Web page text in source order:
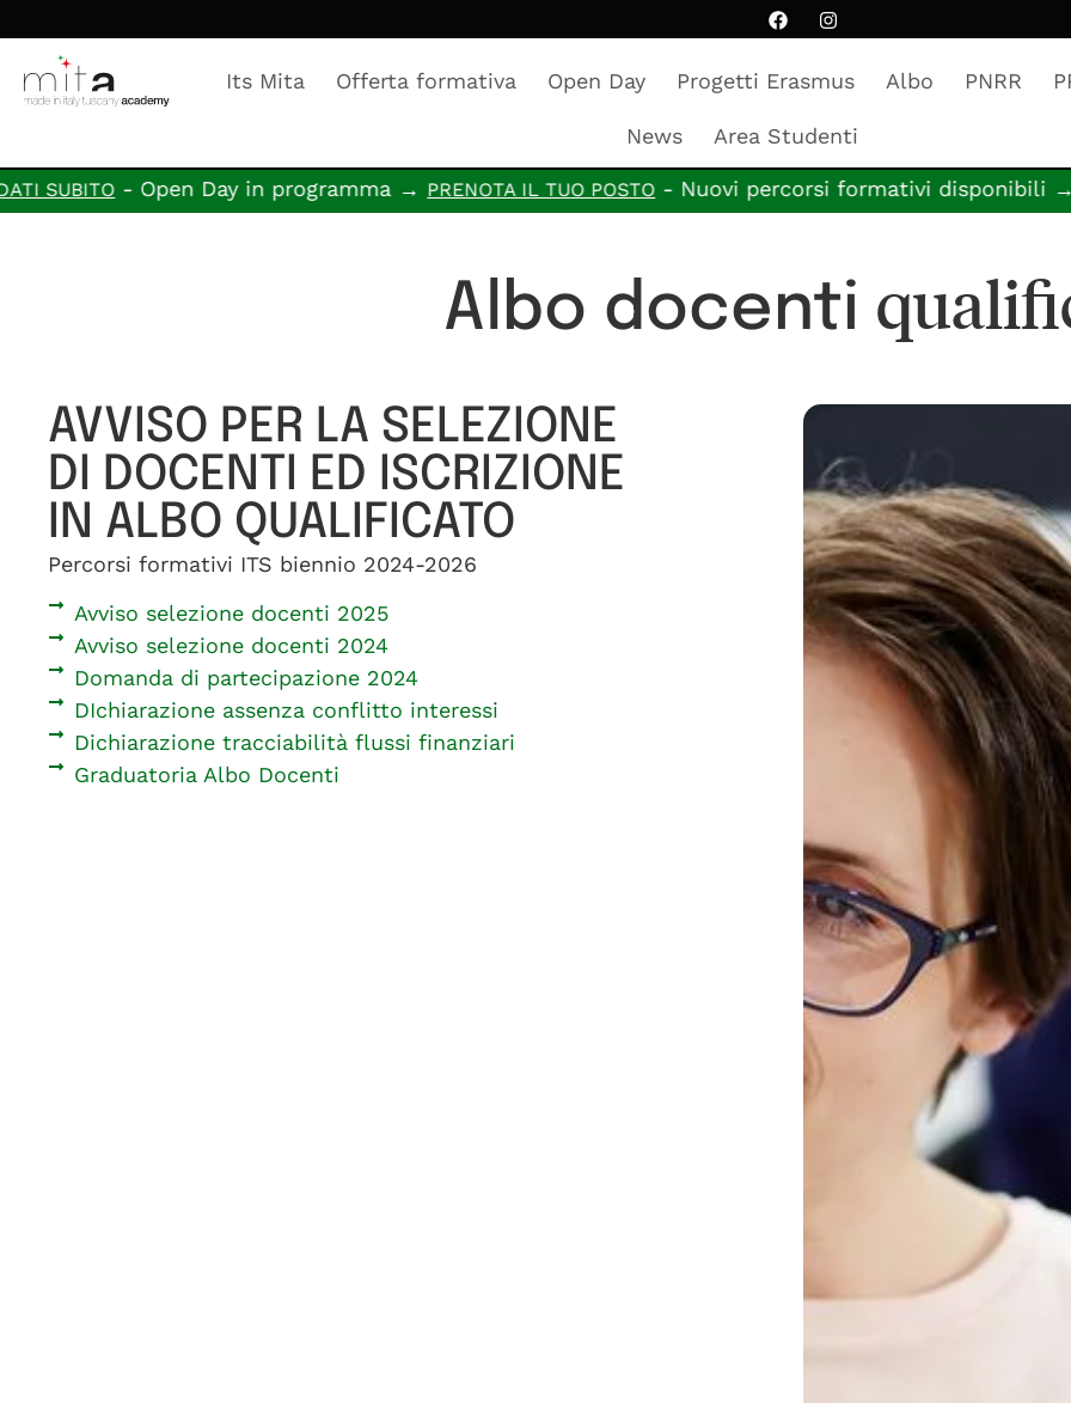
Its Mita Offerta formativa Open Day Progetti Erasmus Albo PNRR
News Area Studenti
- Open Day in programma →PRENOTA IL TUO POSTO- Nuovi percorsi formativi disponibili →
Albo docenti
AVVISO PER LA SELEZIONE
DI DOCENTI ED ISCRIZIONE
IN ALBO QUALIFICATO
Percorsi formativi ITS biennio 2024-2026
Avviso selezione docenti 2025
Avviso selezione docenti 2024
Domanda di partecipazione 2024
DIchiarazione assenza conflitto interessi
Dichiarazione tracciabilità flussi finanziari
Graduatoria Albo Docenti